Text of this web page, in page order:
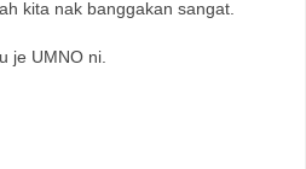
kita nak banggakan sangat.
je UMNO ni.